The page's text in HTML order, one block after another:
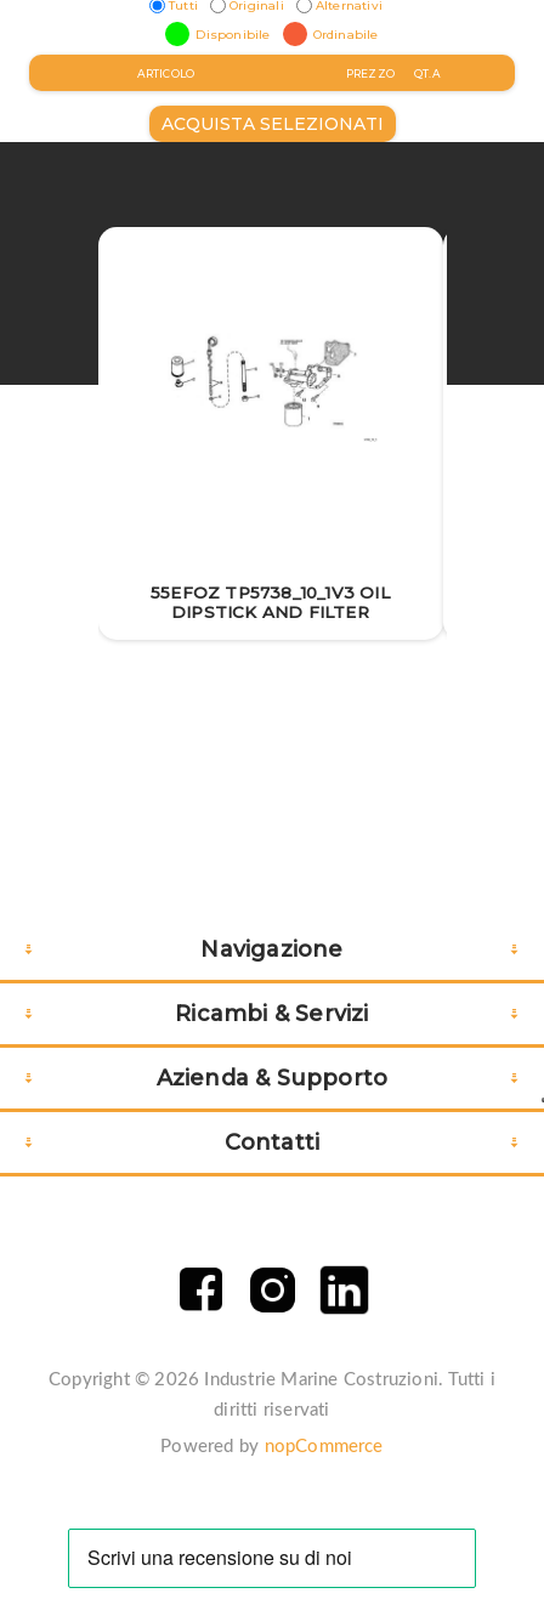
Tutti Originali
Alternativi
Disponibile
Ordinabile
ARTICOLO PREZZO QT.A
ACQUISTA SELEZIONATI
55EFOZ TP5738_10_1V3 OIL
DIPSTICK AND FILTER
Navigazione
Ricambi & Servizi
Azienda & Supporto
Contatti
Copyright © 2026 Industrie Marine Costruzioni. Tutti i
diritti riservati
Powered by nopCommerce